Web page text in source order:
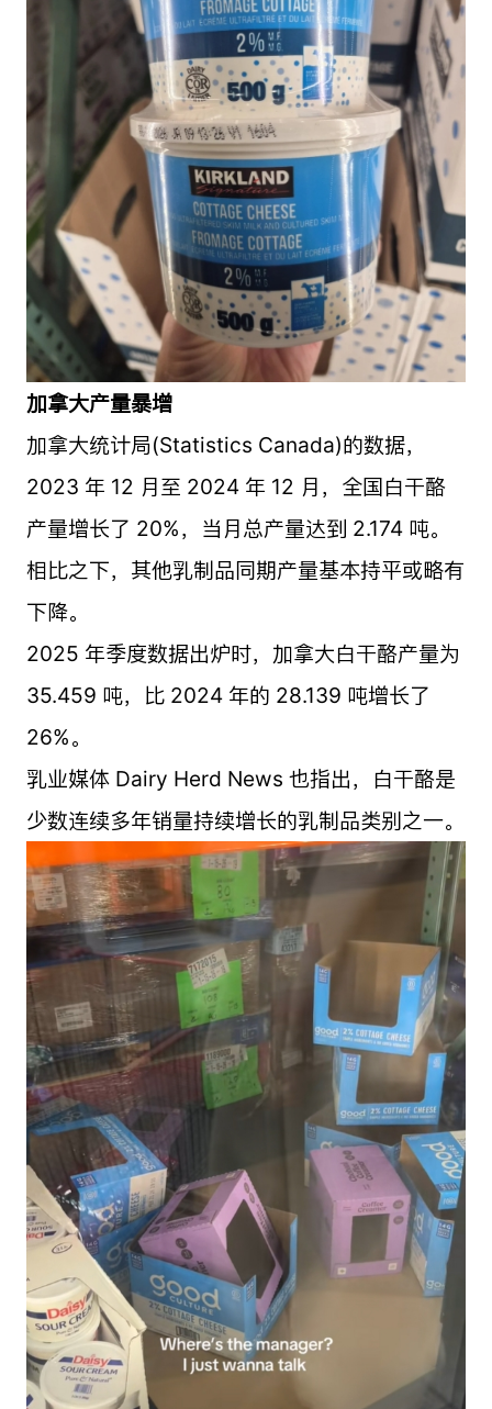
加拿大产量暴增
加拿大统计局(Statistics Canada)的数据，
2023 年 12 月至 2024 年 12 月，全国白干酪
产量增长了 20%，当月总产量达到 2.174 吨。
相比之下，其他乳制品同期产量基本持平或略有
下降。
2025 年季度数据出炉时，加拿大白干酪产量为
35.459 吨，比 2024 年的 28.139 吨增长了
26%。
乳业媒体 Dairy Herd News 也指出，白干酪是
少数连续多年销量持续增长的乳制品类别之一。